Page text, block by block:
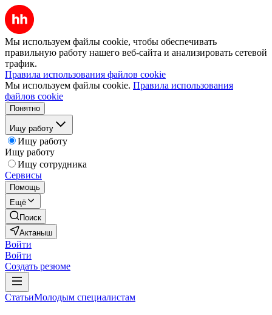
Мы используем файлы cookie, чтобы обеспечивать
правильную работу нашего веб-сайта и анализировать сетевой
трафик.
Правила использования файлов cookie
Мы используем файлы cookie. Правила использования
файлов cookie
Понятно
Ищу работу
Ищу работу
Ищу работу
Ищу сотрудника
Сервисы
Помощь
Ещё
Поиск
Актаныш
Войти
Войти
Создать резюме
СтатьиМолодым специалистам